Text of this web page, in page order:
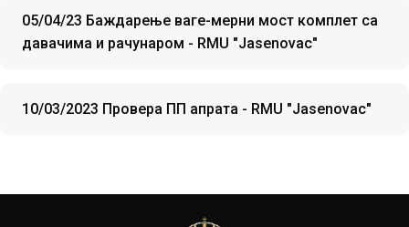
05/04/23 Баждарење ваге-мерни мост комплет са
давачима и рачунаром - RMU "Jasenovac"
10/03/2023 Провера ПП апрата - RMU "Jasenovac"